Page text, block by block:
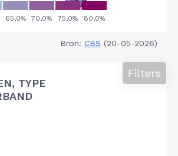
Bron: CBS (20-05-2026)
TYPE
Filters